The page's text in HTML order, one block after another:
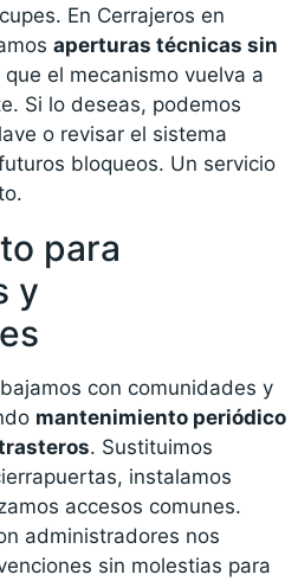
En Cerrajeros en
aperturas técnicas sin
el mecanismo vuelva a
Si lo deseas, podemos
o revisar el sistema
bloqueos. Un servicio
para
y
con comunidades y
mantenimiento periódico
. Sustituimos
instalamos
accesos comunes.
administradores nos
sin molestias para